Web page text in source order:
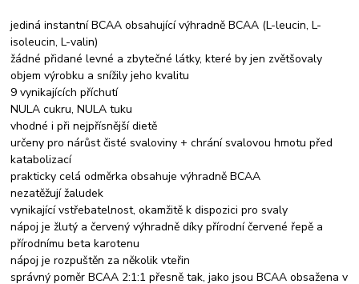
jediná instantní BCAA obsahující výhradně BCAA (L-leucin, L-
isoleucin, L-valin)
žádné přidané levné a zbytečné látky, které by jen zvětšovaly
objem výrobku a snížily jeho kvalitu
9 vynikajících příchutí
NULA cukru, NULA tuku
vhodné i při nejpřísnější dietě
určeny pro nárůst čisté svaloviny + chrání svalovou hmotu před
katabolizací
prakticky celá odměrka obsahuje výhradně BCAA
nezatěžují žaludek
vynikající vstřebatelnost, okamžitě k dispozici pro svaly
nápoj je žlutý a červený výhradně díky přírodní červené řepě a
přírodnímu beta karotenu
nápoj je rozpuštěn za několik vteřin
správný poměr BCAA 2:1:1 přesně tak, jako jsou BCAA obsažena v